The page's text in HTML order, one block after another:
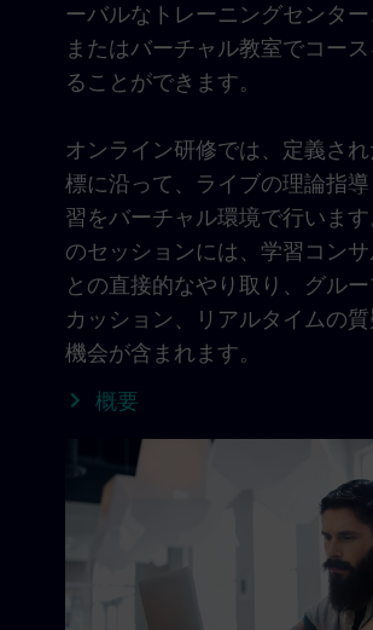
ーバルなトレーニングセンター
またはバーチャル教室でコー
ることができます。
オンライン研修では、定義され
標に沿って、ライブの理論指
習をバーチャル環境で行います
のセッションには、学習コンサ
との直接的なやり取り、グル
カッション、リアルタイムの
機会が含まれます。
概要